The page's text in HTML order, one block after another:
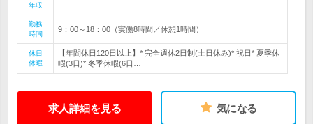
年収
勤務
時間
9：00～18：00（実働8時間／休憩1時間）
休日
休暇
【年間休日120日以上】* 完全週休2日制(土日休み)* 祝日* 夏季休
暇(3日)* 冬季休暇(6日…
求人詳細を見る 気になる